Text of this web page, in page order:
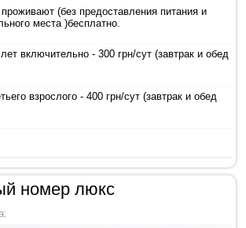
(без предоставления питания и
места )бесплатно.
включительно - 300 грн/сут (завтрак и обед
взрослого - 400 грн/сут (завтрак и обед
номер люкс